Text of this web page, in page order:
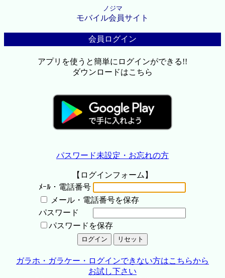
ノジマ
モバイル会員サイト
会員ログイン
アプリを使うと簡単にログインができる!!
ダウンロードはこちら
パスワード未設定・お忘れの方
【ログインフォーム】
ﾒｰﾙ・電話番号
メール・電話番号を保存
パスワード
パスワードを保存
ガラホ・ガラケー・ログインできない方はこちらから
お試し下さい